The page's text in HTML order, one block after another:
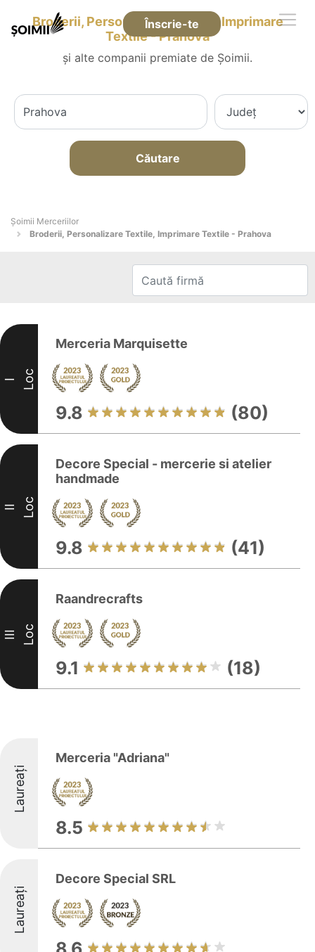
Înscrie-te
Broderii, Personalizare Textile, Imprimare
Textile - Prahova
și alte companii premiate de Șoimii.
Căutare
Șoimii Merceriilor
Broderii, Personalizare Textile, Imprimare Textile - Prahova
I Loc
Merceria Marquisette
9.8 (80)
II Loc
Decore Special - mercerie si atelier
handmade
9.8 (41)
III Loc
Raandrecrafts
9.1 (18)
Laureați
Merceria "Adriana"
8.5
Laureați
Decore Special SRL